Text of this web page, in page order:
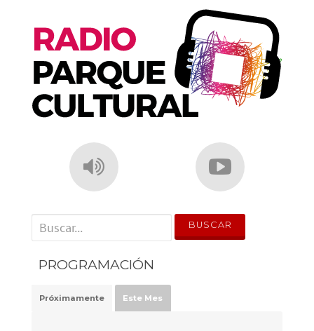
p
' . __('Search for:') . '
PROGRAMACIÓN
Próximamente Este Mes